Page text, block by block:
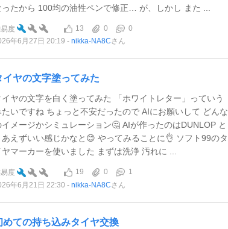
ったから 100均の油性ペンで修正… が、しかし また ...
度 13 0
0
年6月27日 20:19
nikka-NA8Cさん
イヤの文字塗ってみた
イヤの文字を白く塗ってみた 「ホワイトレター」っていう
たいですね ちょっと不安だったので AIにお願いして どんな
イメージかシミュレーション🤔 AIが作ったのはDUNLOP と
あえずいい感じかなと😊 やってみることに👌 ソフト99のタ
ヤマーカーを使いました まずは洗浄 汚れに ...
度 19 0
1
年6月21日 22:30
nikka-NA8Cさん
めての持ち込みタイヤ交換